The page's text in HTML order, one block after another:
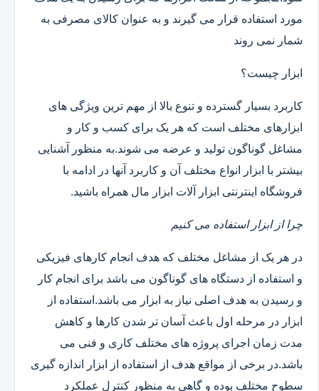
مورد استفاده قرار می گیرند و به عنوان کالای مصرفی به
شمار نمی روند
ابزار چیست؟
کاربرد بسیار گسترده و تنوع بالا از مهم ترین ویژگی های
ابزارهای مختلف است که هر یک برای کسب و کار و
مشاغل گوناگون تولید و عرضه می شوند.به منظور آشنایی
بیشتر با ابزار انواع مختلف آن و کاربرد آنها در ادامه با
فروشگاه اینترنتی ابزار آلات ابزار مال همراه باشید.
چرا از ابزار استفاده می کنیم
در هر یک از مشاغل مختلف که هدف انجام کارهای فیزیکی
و استفاده از دستگاه های گوناگون می باشد برای انجام کار
و رسیدن به هدف اصلی نیاز به ابزار می باشد.استفاده از
ابزار در مرحله اول باعث آسان تر شدن کارها و کاهش
مدت زمان اجرای پروژه های مختلف کاری و فنی می
باشد.در برخی از مواقع هدف از استفاده از ابزار اندازه گیری
سطوح مختلف بوده و گاهی به منظور کنترل عملکرد